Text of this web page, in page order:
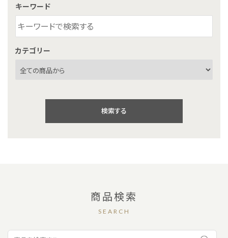
キーワード
カテゴリー
検索する
カテゴリー
商品検索
SEARCH